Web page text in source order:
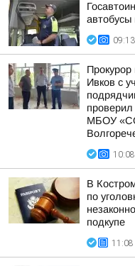
09:13
Прокурор
Ивков с
проверил
МБОУ
10:08
В
по
подкупе
11:08